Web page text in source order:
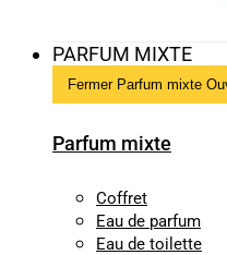
PARFUM MIXTE
Fermer Parfum mixte
Parfum mixte
Coffret
Eau de parfum
Eau de toilette